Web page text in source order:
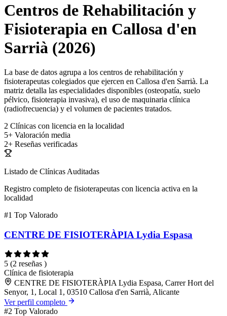
Centros de Rehabilitación y
Fisioterapia en Callosa d'en
Sarrià (2026)
La base de datos agrupa a los centros de rehabilitación y
fisioterapeutas colegiados que ejercen en Callosa d'en Sarrià. La
matriz detalla las especialidades disponibles (osteopatía, suelo
pélvico, fisioterapia invasiva), el uso de maquinaria clínica
(radiofrecuencia) y el volumen de pacientes tratados.
2 Clínicas con licencia en la localidad
5+ Valoración media
2+ Reseñas verificadas
Listado de Clínicas Auditadas
Registro completo de fisioterapeutas con licencia activa en la
localidad
#1 Top Valorado
CENTRE DE FISIOTERÀPIA Lydia Espasa
5 (2 reseñas )
Clínica de fisioterapia
CENTRE DE FISIOTERÀPIA Lydia Espasa, Carrer Hort del
Senyor, 1, Local 1, 03510 Callosa d'en Sarrià, Alicante
Ver perfil completo
#2 Top Valorado